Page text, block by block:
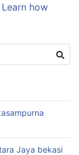
Learn how
Jaya bekasi